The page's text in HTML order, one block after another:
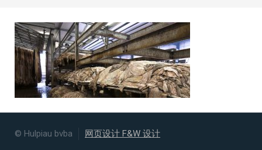
© Hulpiau bvba 网页设计 F&W 设计